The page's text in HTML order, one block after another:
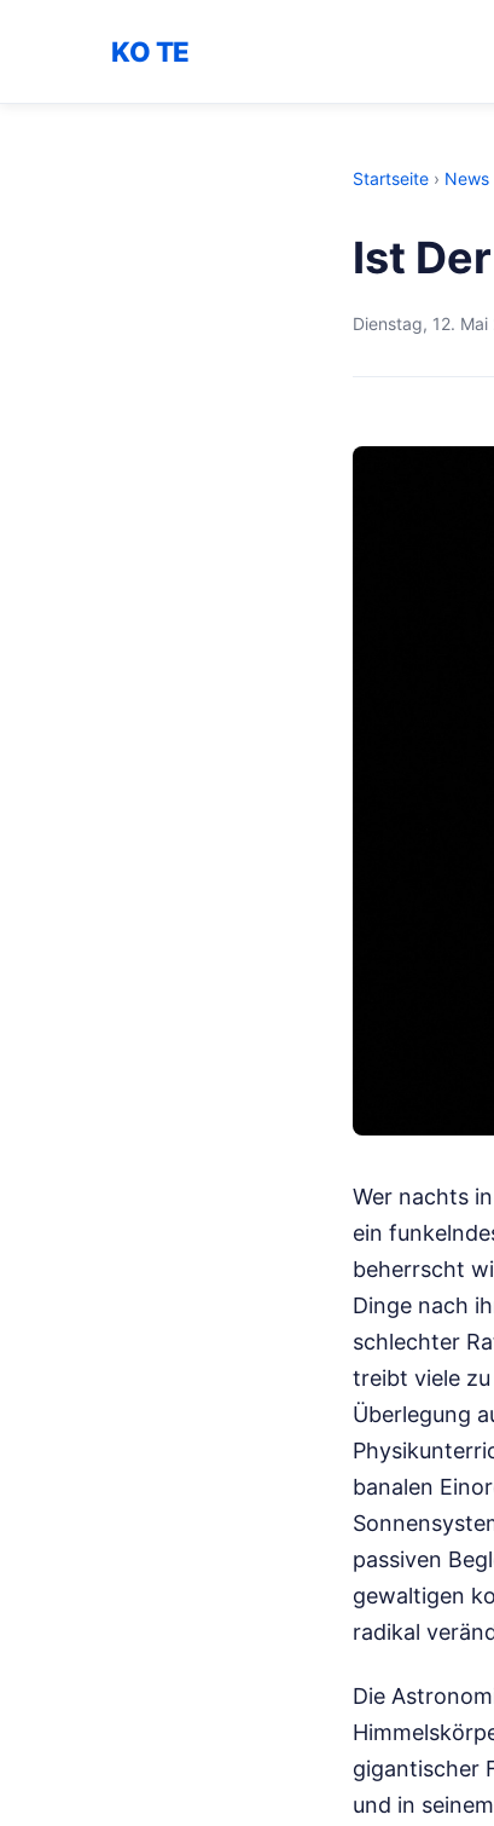
KO TE
Startseite › News
Ist
Dienstag, 12. Mai
Wer nachts
ein
beherrscht
Dinge nach
schlechter
treibt viele
Überlegung
banalen
passiven
gewaltigen
radikal
Die
gigantischer
und in